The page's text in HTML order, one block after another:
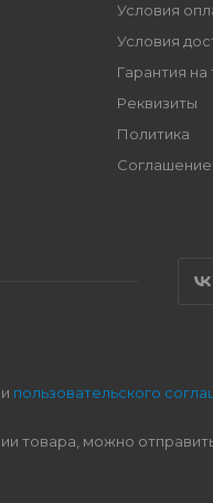
Условия
Условия
Гарантия на
Реквизиты
Политика
Соглашение
и пользовательского
товара, можно